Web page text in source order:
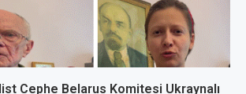
Cephe Belarus Komitesi Ukraynalı